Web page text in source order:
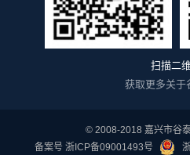
扫描二
获取更多关于
© 2008-2018 嘉兴市谷
备案号 浙ICP备09001493号